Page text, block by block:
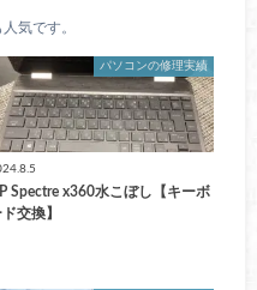
気です。
パソコンの修理実績
Spectre x360水こぼし【キーボ
交換】